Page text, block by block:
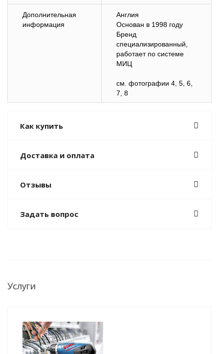
Дополнительная
информация
Англия
Основан в 1998 году
Бренд
специализированный,
работает по системе
МИЦ
cм. фотографии 4, 5, 6,
7, 8
Как купить
Доставка и оплата
Отзывы
Задать вопрос
Услуги